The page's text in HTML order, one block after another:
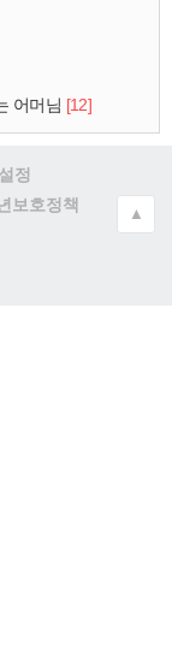
어머님 [12]
설정
보호정책
▲